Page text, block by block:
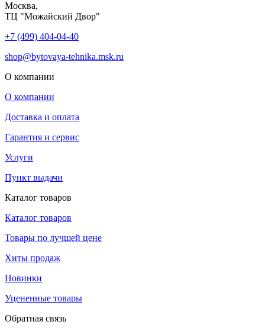
Москва,
ТЦ "Можайский Двор"
+7 (499) 404-04-40
shop@bytovaya-tehnika.msk.ru
О компании
О компании
Доставка и оплата
Гарантия и сервис
Услуги
Пункт выдачи
Каталог товаров
Каталог товаров
Товары по лучшей цене
Хиты продаж
Новинки
Уцененные товары
Обратная связь